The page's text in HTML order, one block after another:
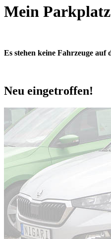
Mein Parkplatz
Es stehen keine Fahrzeuge auf
Neu eingetroffen!